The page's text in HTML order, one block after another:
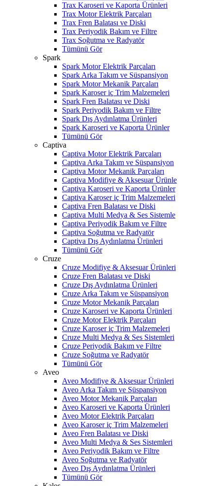
Trax Karoseri ve Kaporta Ürünleri
Trax Motor Elektrik Parçaları
Trax Fren Balatası ve Diski
Trax Periyodik Bakım ve Filtre
Trax Soğutma ve Radyatör
Tümünü Gör
Spark
Spark Motor Elektrik Parçaları
Spark Arka Takım ve Süspansiyon
Spark Motor Mekanik Parçaları
Spark Karoser iç Trim Malzemeleri
Spark Fren Balatası ve Diski
Spark Periyodik Bakım ve Filtre
Spark Dış Aydınlatma Ürünleri
Spark Karoseri ve Kaporta Ürünler
Tümünü Gör
Captiva
Captiva Motor Elektrik Parçaları
Captiva Arka Takım ve Süspansiyon
Captiva Motor Mekanik Parçaları
Captiva Modifiye & Aksesuar Ürünle
Captiva Karoseri ve Kaporta Ürünler
Captiva Karoser iç Trim Malzemeleri
Captiva Fren Balatası ve Diski
Captiva Multi Medya & Ses Sistemle
Captiva Periyodik Bakım ve Filtre
Captiva Soğutma ve Radyatör
Captiva Dış Aydınlatma Ürünleri
Tümünü Gör
Cruze
Cruze Modifiye & Aksesuar Ürünleri
Cruze Fren Balatası ve Diski
Cruze Dış Aydınlatma Ürünleri
Cruze Arka Takım ve Süspansiyon
Cruze Motor Mekanik Parçaları
Cruze Karoseri ve Kaporta Ürünleri
Cruze Motor Elektrik Parçaları
Cruze Karoser iç Trim Malzemeleri
Cruze Multi Medya & Ses Sistemleri
Cruze Periyodik Bakım ve Filtre
Cruze Soğutma ve Radyatör
Tümünü Gör
Aveo
Aveo Modifiye & Aksesuar Ürünleri
Aveo Arka Takım ve Süspansiyon
Aveo Motor Mekanik Parçaları
Aveo Karoseri ve Kaporta Ürünleri
Aveo Motor Elektrik Parçaları
Aveo Karoser iç Trim Malzemeleri
Aveo Fren Balatası ve Diski
Aveo Multi Medya & Ses Sistemleri
Aveo Periyodik Bakım ve Filtre
Aveo Soğutma ve Radyatör
Aveo Dış Aydınlatma Ürünleri
Tümünü Gör